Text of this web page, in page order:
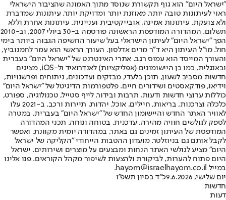
"ישראל היום" הוא גוף תקשורת שנוסד מתוך האמונה שהציבור הישראלי
ראוי לעיתונות טובה יותר, מאוזנת יותר ומדויקת יותר. עיתונות שמדברת
ולא צועקת. עיתונות אמינה, אובייקטיבית ועניינית. עיתונות אחרת וללא
תשלום. המהדורה המודפסת הראשונה פורסמה ב-30 ביולי 2007, וב-2010
הפך "ישראל היום" לעיתון הישראלי בעל שיעור החשיפה הגבוה ביותר בימי
חול. מו"ל העיתון היא ד"ר מרים אדלסון. העורך הראשי הוא עמר לחמנוביץ,
והעורך המייסד הוא עמוס רגב. אתרי האינטרנט של "ישראל היום" בעברית
ובאנגלית, כמו כן היישומונים (אפליקציות) לאנדרואיד ול-iOS, מציגים
חדשות מסביב לשעון, תוכן בלעדי, מבזקים ועדכונים, ניתוחים ופרשנויות,
וידיאו, פודקאסטים ושידורים חיים. פלטפורמות הדיגיטל של "ישראל היום"
כוללות ערוצי חדשות ודעות, תרבות ובידור, לייף סטייל, טכנולוגיה, ספורט,
כלכלה וצרכנות, בריאות, חיילים, אוכל, יהדות, תיירות ורכב. ב-2021 עלו
לאוויר האתר החדש והיישומון החדש של "ישראל היום" בעברית, במטרה
לספק לגולשים חוויה מהירה, עדכנית, בטוחה ונוחה. תכני המהדורה
המודפסת של העיתון זמינים גם באתר, במהדורה יומית מקוונת, ואפשר
לקבל אותם גם בניוזלטר. מועדון ההטבות הייחודי "הקליקה של ישראל
היום" מציע לגולשי האתר הנחות ומבצעים על מוצרים ושירותים. ישראל
היום פתוח להערות, לביקורת ולהצעות לשיפור מקהל הקוראים. פנו אלינו
במייל hayom@israelhayom.co.il.
יום שלישי, 9.6.2026
כ"ד בסיון תשפ"ו
חדשות
דעות